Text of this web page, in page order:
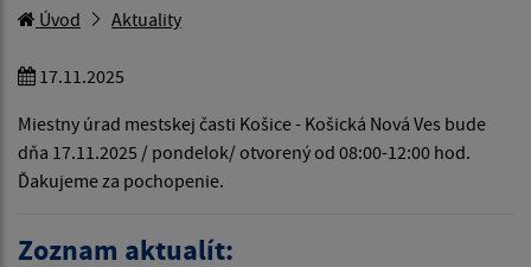
Úvod Aktuality
17.11.2025
Miestny úrad mestskej časti Košice - Košická Nová Ves bude
dňa 17.11.2025 / pondelok/ otvorený od 08:00-12:00 hod.
Ďakujeme za pochopenie.
Zoznam aktualít: